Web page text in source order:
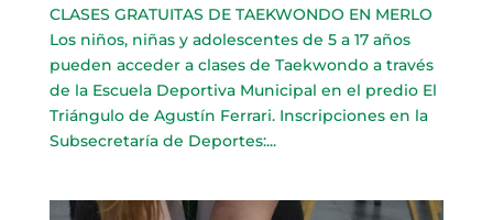
CLASES GRATUITAS DE TAEKWONDO EN MERLO
Los niños, niñas y adolescentes de 5 a 17 años
pueden acceder a clases de Taekwondo a través
de la Escuela Deportiva Municipal en el predio El
Triángulo de Agustín Ferrari. Inscripciones en la
Subsecretaría de Deportes:...